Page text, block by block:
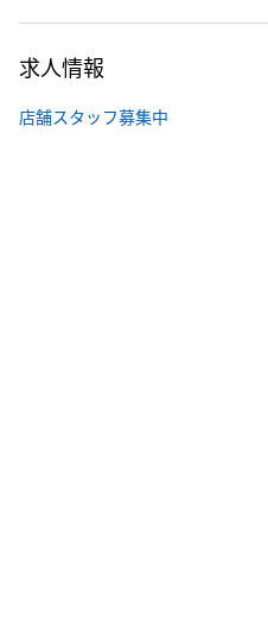
求人情報
店舗スタッフ募集中